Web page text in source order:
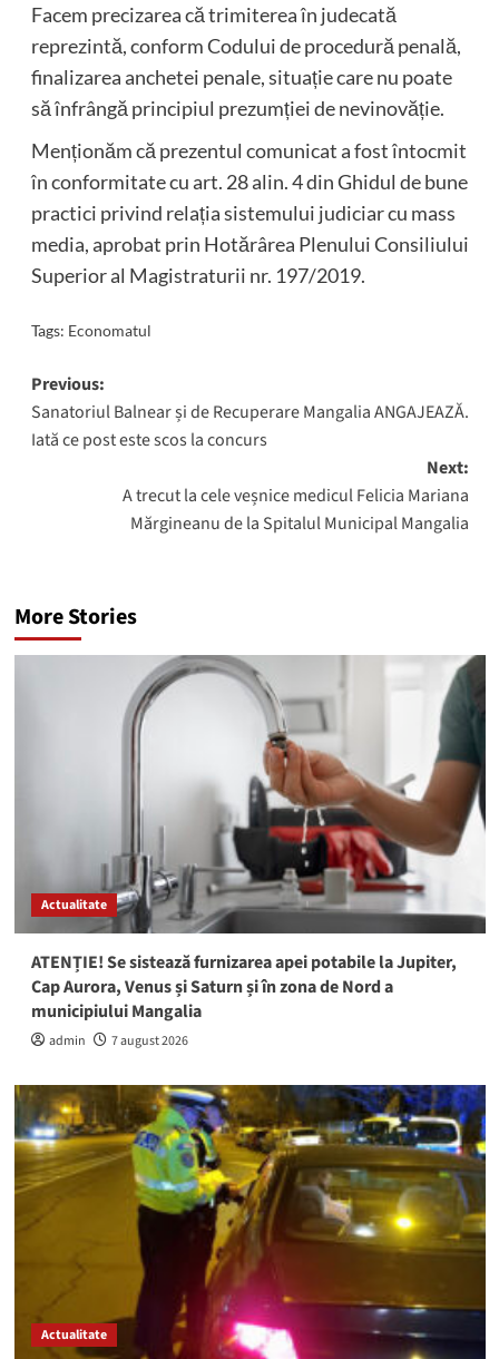
Facem precizarea că trimiterea în judecată
reprezintă, conform Codului de procedură penală,
finalizarea anchetei penale, situație care nu poate
să înfrângă principiul prezumției de nevinovăție.
Menționăm că prezentul comunicat a fost întocmit
în conformitate cu art. 28 alin. 4 din Ghidul de bune
practici privind relația sistemului judiciar cu mass
media, aprobat prin Hotărârea Plenului Consiliului
Superior al Magistraturii nr. 197/2019.
Tags: Economatul
Post
navigation
Previous:
Sanatoriul Balnear și de Recuperare Mangalia ANGAJEAZĂ.
Iată ce post este scos la concurs
Next:
A trecut la cele veșnice medicul Felicia Mariana
Mărgineanu de la Spitalul Municipal Mangalia
More Stories
Actualitate
ATENȚIE! Se sistează furnizarea apei potabile la Jupiter,
Cap Aurora, Venus și Saturn și în zona de Nord a
municipiului Mangalia
admin 7 august 2026
Actualitate